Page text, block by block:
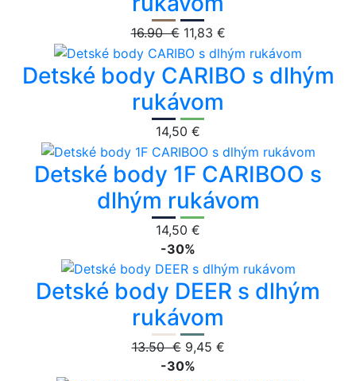
16.90 € 11,83 €
Detské body CARIBO s dlhým
rukávom
14,50 €
Detské body 1F CARIBOO s
dlhým rukávom
14,50 €
-30%
Detské body DEER s dlhým
rukávom
13.50 € 9,45 €
-30%